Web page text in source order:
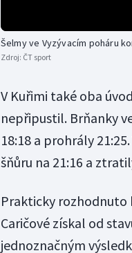
Šelmy ve Vyzývacím poháru
Zdroj: ČT sport
V Kuřimi také oba
nepřipustil. Brňanky
18:18 a prohrály
šňůru na 21:16 a
Prakticky
Caričové získal od
jednoznačným